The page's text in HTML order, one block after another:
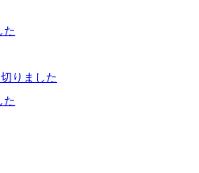
た
りました
た